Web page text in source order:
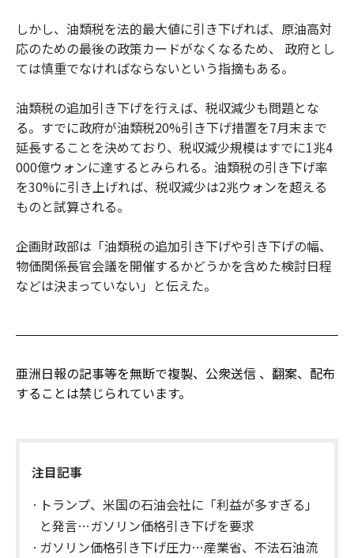
しかし、油類税を法的最大値に引き下げれば、原油高対
応のための最後の政策カードがなくなるため、 政府とし
ては慎重でなければならないという指摘もある。
油類税の追加引き下げを行えば、税収減少も問題とな
る。すでに政府が油類税20%引き下げ措置を7月末まで
延長することを決めており、税収減少規模はすでに1兆4
000億ウォンに達するとみられる。油類税の引き下げ率
を30%に引き上げれば、税収減少は2兆ウォンを超える
ものと試算される。
企画財政部は「油類税の追加引き下げや引き下げの幅、
物価関係長官会議を開催するかどうかを含めた検討日程
などは決まっていない」と伝えた。
亜洲日報の記事等を無断で複製、公衆送信 、翻案、配布
することは禁じられています。
注目記事
トランプ、米国の石油会社に「利益が多すぎる」
と発言…ガソリン価格引き下げを要求
ガソリン価格引き下げ圧力…産業省、不法石油流